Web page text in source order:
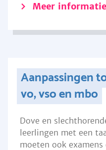
Meer informatie
Aanpassingen
vo, vso en mbo
Dove en
leerlingen met een
moeten ook